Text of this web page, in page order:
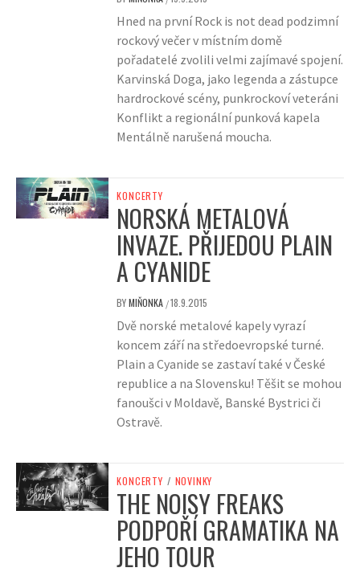
Hned na první Rock is not dead podzimní
rockový večer v místním domě
pořadatelé zvolili velmi zajímavé spojení.
Karvinská Doga, jako legenda a zástupce
hardrockové scény, punkrockoví veteráni
Konflikt a regionální punková kapela
Mentálně narušená moucha.
KONCERTY
NORSKÁ METALOVÁ
INVAZE. PŘIJEDOU PLAIN
A CYANIDE
BYMIŇONKA /18.9.2015
Dvě norské metalové kapely vyrazí
koncem září na středoevropské turné.
Plain a Cyanide se zastaví také v České
republice a na Slovensku! Těšit se mohou
fanoušci v Moldavě, Banské Bystrici či
Ostravě.
KONCERTY / NOVINKY
THE NOISY FREAKS
PODPOŘÍ GRAMATIKA NA
JEHO TOUR